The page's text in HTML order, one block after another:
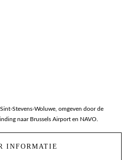
Stevens-Woluwe, omgeven door de
naar Brussels Airport en NAVO.
INFORMATIE